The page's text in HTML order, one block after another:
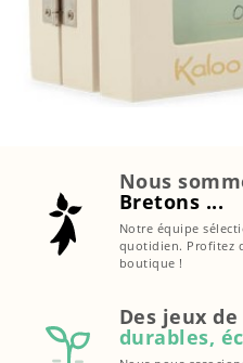
Nous
Bretons ...
Notre équipe
quotidien. Profitez
boutique !
Des jeux
durables,